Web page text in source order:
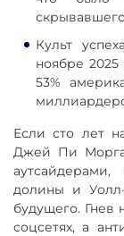
Культ
ноябре 2025
53%
Если сто лет
Джей Пи
долины и Уолл-
будущего. Гнев
соцсетях, а